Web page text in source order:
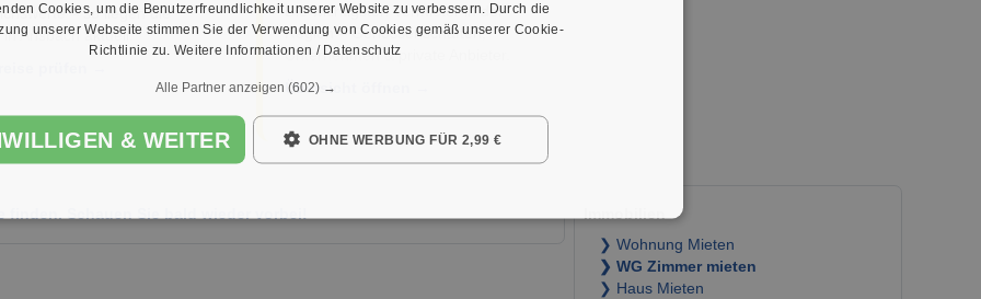
– so liegen die
in Ansbach aktuell.
Die wichtigsten Vermieter in der
Region – Genossenschaften,
Unternehmen & private Anbieter.
Übersicht öffnen →
Schauen Sie bald wieder vorbei!
❯ Wohnung Mieten
❯ WG Zimmer mieten
❯ Haus Mieten
Cookies, um die Benutzerfreundlichkeit unserer Website zu verbessern. Durch die
unserer Webseite stimmen Sie der Verwendung von Cookies gemäß unserer Cookie-
Richtlinie zu. Weitere Informationen / Datenschutz
Alle Partner anzeigen (602) →
& WEITER OHNE WERBUNG FÜR 2,99 €